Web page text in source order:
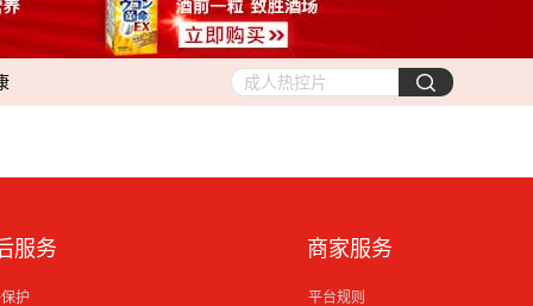
服务
护
商家服务
平台规则